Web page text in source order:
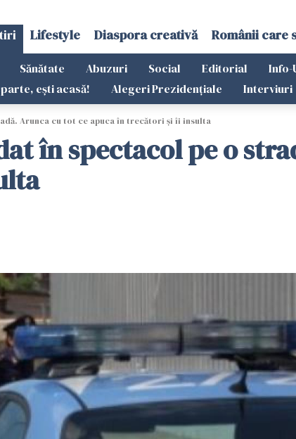
Lifestyle Diaspora creativă Românii care
Sănătate Abuzuri Social Editorial Info-
ești acasă! Alegeri Prezidențiale Interviuri
Arunca cu tot ce apuca în trecători și îi insulta
în spectacol pe o